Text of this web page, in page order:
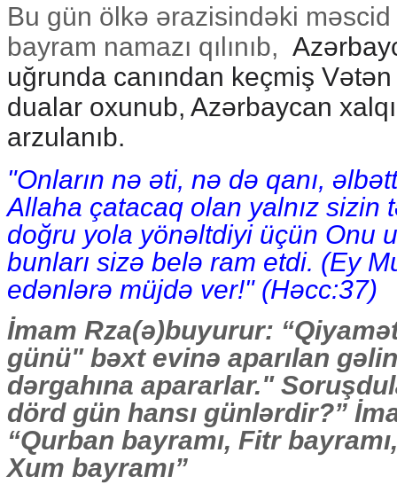
Bu gün ölkə ərazisindəki
bayram namazı qılınıb,
uğrunda canından keçmiş
dualar oxunub, Azərbaycan
arzulanıb.
"Onların nə əti, nə də qanı,
Allaha çatacaq olan yalnız sizin
doğru yola yönəltdiyi üçün Onu
bunları sizə belə ram etdi. (Ey
edənlərə müjdə ver!" (Həсс:37)
İmam Rza(ə)buyurur:
günü" bəxt evinə aparılan
dərgahına apararlar."
dörd gün hansı günlərdir?”
“Qurban bayramı, Fitr
Xum bayramı”